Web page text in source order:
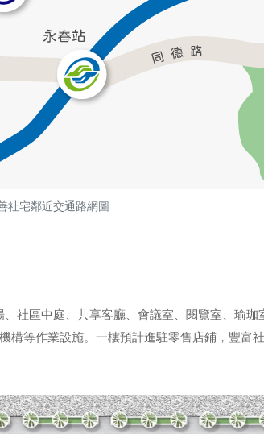
社宅鄰近交通路網圖
社區中庭、共享客廳、會議室、閱覽室、瑜
等作業設施。一樓預計進駐零售店鋪，豐富社